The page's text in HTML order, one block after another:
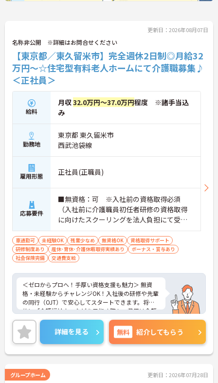
更新日：2026年08月07日
名称非公開 ※詳細はお問合せください
【東京都／東久留米市】完全週休2日制◎月給32
万円～☆住宅型有料老人ホームにて介護職募集♪
＜正社員＞
給料
月収32.0万円～37.0万円程度 ※諸手当込
み
勤務地
東京都 東久留米市
西武池袋線
雇用形態 正社員(正職員)
応募要件
■無資格：可 ※入社前の資格取得必須
（入社前に介護職員初任者研修の資格取得
に向けたスクーリングを法人負担にて受講
していただきます。） ■実務経験：不問
車通勤可 未経験OK 残業少なめ 無資格OK
資格取得サポート
研修制度あり
産休･育休･介護休暇取得実績あり
ボーナス・賞与あり
社会保険完備
交通費支給
＜ゼロからプロへ！手厚い資格支援も魅力＞ 無資
格・未経験からチャレンジOK！入社後の研修や先輩
の同行（OJT）で安心してスタートできます。将来
的に「介護福祉士」などを目指す際も、費用は全額
会社負担。一人ひとりの「学びたい」を全力で応援
します！
＜高収入＆選べる休みで充実＞ 月給32万円（夜勤あ
り）の厚待遇に加え、基本的に定時退社OK♪休日は
曜日固定の「完全週休2日制」で予定が立てやす
り稼いでしっかり休む、メリハリある働き方が可能
です。
詳細を見る 無料 紹介してもらう
グループホーム 更新日：2026年07月28日